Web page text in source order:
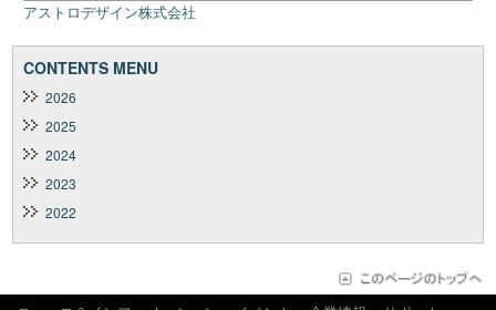
アストロデザイン株式会社
CONTENTS MENU
2026
2025
2024
2023
2022